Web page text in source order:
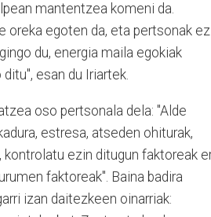
mantentzea komeni da.
oreka egoten da, eta pertsonak ez
du, energia maila egokiak
esan du Iriartek.
oso pertsonala dela: "Alde
estresa, atseden ohiturak,
ezin ditugun faktoreak
faktoreak". Baina badira
izan daitezkeen oinarriak: